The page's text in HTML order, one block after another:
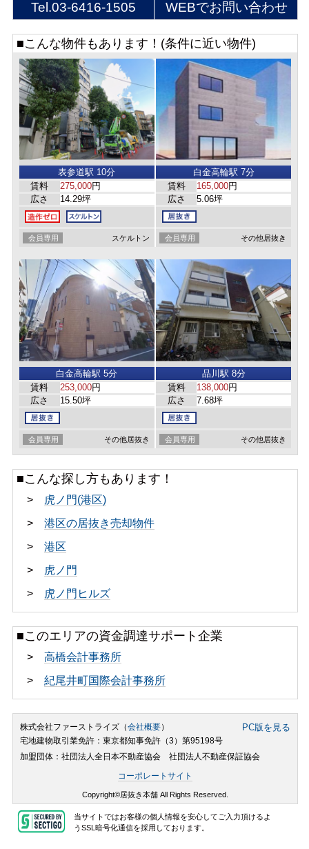
Tel.03-6416-1505 WEBでお問い合わせ
■こんな物件もあります！(条件に近い物件)
表参道駅 10分
賃料
275,000円
広さ
14.29坪
会員専用 スケルトン
白金高輪駅 7分
賃料
165,000円
広さ
5.06坪
会員専用 その他居抜き
白金高輪駅 5分
賃料
253,000円
広さ
15.50坪
会員専用 その他居抜き
品川駅 8分
賃料
138,000円
広さ
7.68坪
会員専用 その他居抜き
■こんな探し方もあります！
>
虎ノ門(港区)
> 港区の居抜き売却物件
> 港区
>
虎ノ門
>
虎ノ門ヒルズ
■このエリアの資金調達サポート企業
> 高橋会計事務所
> 紀尾井町国際会計事務所
株式会社ファーストライズ（会社概要） PC版を見る
宅地建物取引業免許：東京都知事免許（3）第95198号
加盟団体：社団法人全日本不動産協会 社団法人不動産保証協会
コーポレートサイト
Copyright©居抜き本舗 All Rights Reserved.
当サイトではお客様の個人情報を安心してご入力頂けるよ
うSSL暗号化通信を採用しております。